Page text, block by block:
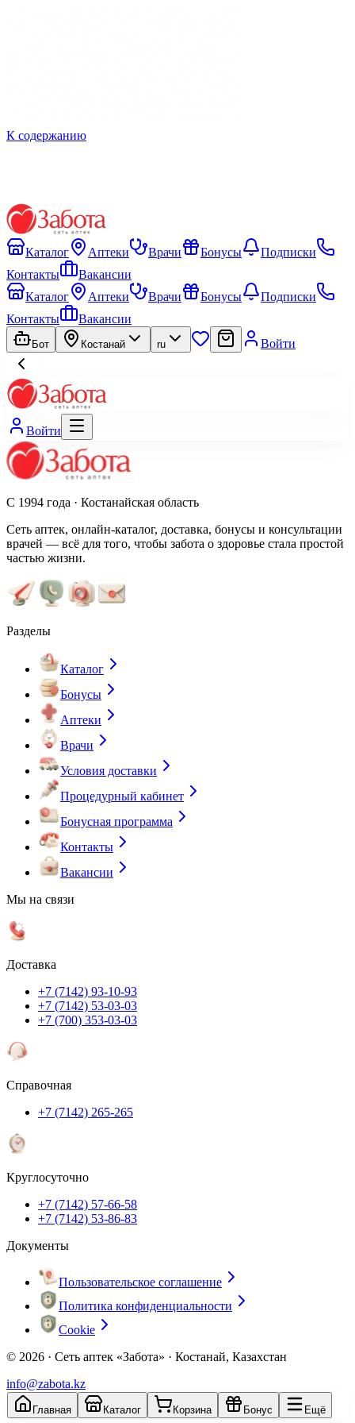
К содержанию
Каталог Аптеки Врачи Бонусы
Подписки
Контакты
Вакансии
Каталог
Аптеки Врачи Бонусы
Подписки
Контакты
Вакансии
Бот Костанай ru Войти
Войти
С 1994 года · Костанайская область
Сеть аптек, онлайн-каталог, доставка, бонусы и консультации
врачей — всё для того, чтобы забота о здоровье стала простой
частью жизни.
Разделы
Каталог
Бонусы
Аптеки
Врачи
Условия доставки
Процедурный кабинет
Бонусная программа
Контакты
Вакансии
Мы на связи
Доставка
+7 (7142) 93-10-93
+7 (7142) 53-03-03
+7 (700) 353-03-03
Справочная
+7 (7142) 265-265
Круглосуточно
+7 (7142) 57-66-58
+7 (7142) 53-86-83
Документы
Пользовательское соглашение
Политика конфиденциальности
Cookie
© 2026 · Сеть аптек «Забота» · Костанай, Казахстан
info@zabota.kz
Главная Каталог Корзина Бонус Ещё